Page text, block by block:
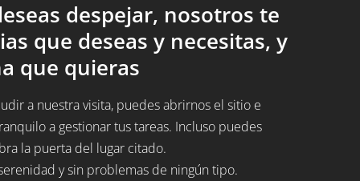
despejar, nosotros te
que deseas y necesitas, y
que quieras
a nuestra visita, puedes abrirnos el sitio e
a gestionar tus tareas. Incluso puedes
la puerta del lugar citado.
y sin problemas de ningún tipo.